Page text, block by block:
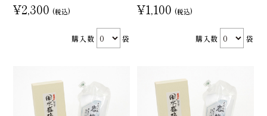
¥2,300 (税込)
購入数 袋
¥1,100 (税込)
購入数 袋